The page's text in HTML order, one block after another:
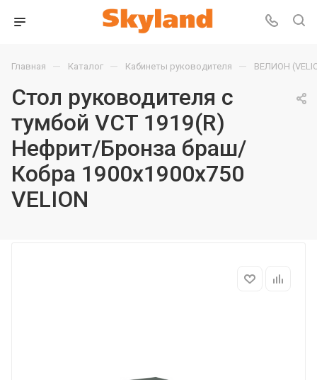
Главная — Каталог — Кабинеты руководителя — ВЕЛИОН
Стол руководителя с
тумбой VCT 1919(R)
Нефрит/Бронза браш/
Кобра 1900х1900х750
VELION